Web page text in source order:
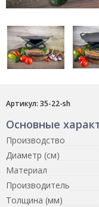
Артикул: 35-22-sh
Основные
Производство
Диаметр (см)
Материал
Производитель
Толщина (мм)